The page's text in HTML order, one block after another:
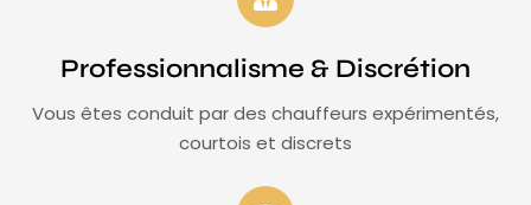
Professionnalisme & Discrétion
Vous êtes conduit par des chauffeurs expérimentés,
courtois et discrets